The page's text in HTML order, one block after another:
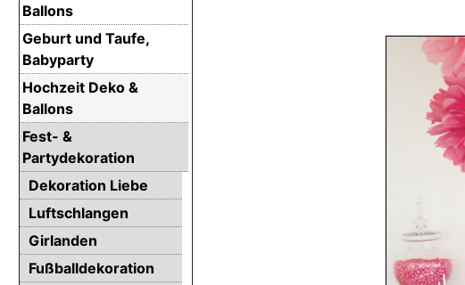
Ballons
Geburt und Taufe,
Babyparty
Hochzeit Deko &
Ballons
Fest- &
Partydekoration
Dekoration Liebe
Luftschlangen
Girlanden
Fußballdekoration